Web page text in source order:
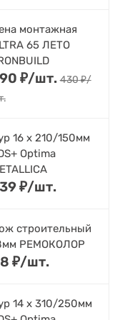
монтажная
65 ЛЕТО
₽/шт. 430₽/
16 х 210/150мм
Optima
₽/шт.
строительный
РЕМОКОЛОР
₽/шт.
14 х 310/250мм